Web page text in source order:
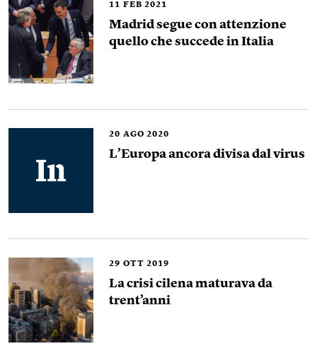
11 FEB 2021
Madrid segue con attenzione
quello che succede in Italia
20 AGO 2020
L’Europa ancora divisa dal virus
29 OTT 2019
La crisi cilena maturava da
trent’anni